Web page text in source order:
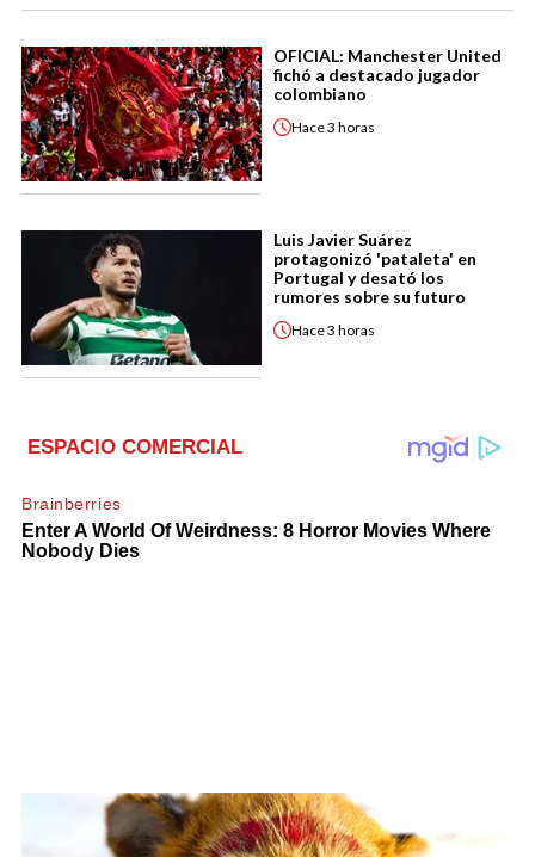
OFICIAL: Manchester United
fichó a destacado jugador
colombiano
Hace3 horas
Luis Javier Suárez
protagonizó 'pataleta' en
Portugal y desató los
rumores sobre su futuro
Hace3 horas